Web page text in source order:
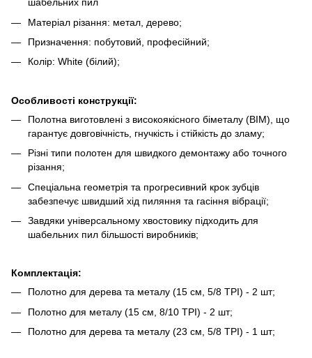
Матеріал різання: метал, дерево;
Призначення: побутовий, професійний;
Колір: White (білий);
Особливості конструкції:
Полотна виготовлені з високоякісного біметалу (BIM), що
гарантує довговічність, гнучкість і стійкість до зламу;
Різні типи полотен для швидкого демонтажу або точного
різання;
Спеціальна геометрія та прогресивний крок зубців
забезпечує швидший хід пиляння та гасіння вібрації;
Завдяки універсальному хвостовику підходить для
шабельних пил більшості виробників;
Комплектація:
Полотно для дерева та металу (15 см, 5/8 TPI) - 2 шт;
Полотно для металу (15 см, 8/10 TPI) - 2 шт;
Полотно для дерева та металу (23 см, 5/8 TPI) - 1 шт;